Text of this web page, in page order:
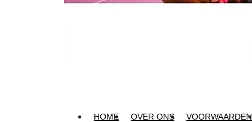
HOME OVER ONS VOORWAARDEN